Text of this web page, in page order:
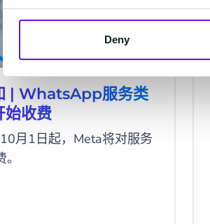
Deny
| WhatsApp服务类
始收费
月1日起，Meta将对服务